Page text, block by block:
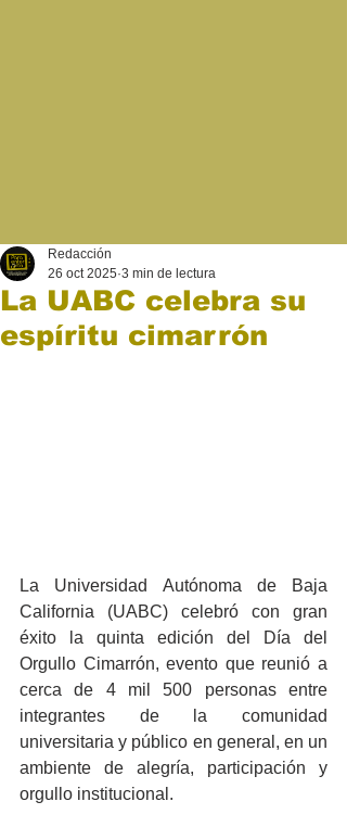
La UABC celebra su
espíritu cimarrón
Redacción
26 oct 2025 3 min de lectura
La Universidad Autónoma de Baja
California (UABC) celebró con gran
éxito la quinta edición del Día del
Orgullo Cimarrón, evento que reunió a
cerca de 4 mil 500 personas entre
integrantes de la comunidad
universitaria y público en general, en un
ambiente de alegría, participación y
orgullo institucional.